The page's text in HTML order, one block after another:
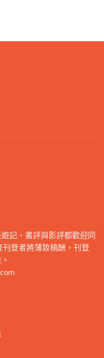
記、書評與影評都歡迎同
登者將薄致稿酬，刊登